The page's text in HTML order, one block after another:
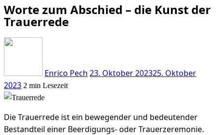
Worte zum Abschied – die Kunst der
Trauerrede
Enrico Pech 23. Oktober 202325. Oktober
2023 2 min Lesezeit
Die Trauerrede ist ein bewegender und bedeutender
Bestandteil einer Beerdigungs- oder Trauerzeremonie.